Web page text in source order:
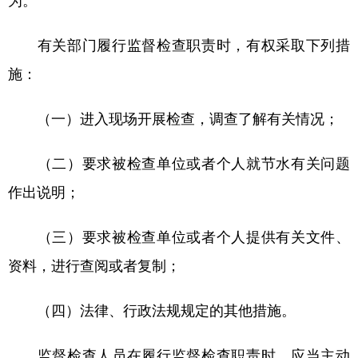
有关部门履行监督检查职责时，有权采取下列措
施：
（一）进入现场开展检查，调查了解有关情况；
（二）要求被检查单位或者个人就节水有关问题
作出说明；
（三）要求被检查单位或者个人提供有关文件、
资料，进行查阅或者复制；
（四）法律、行政法规规定的其他措施。
监督检查人员在履行监督检查职责时，应当主动